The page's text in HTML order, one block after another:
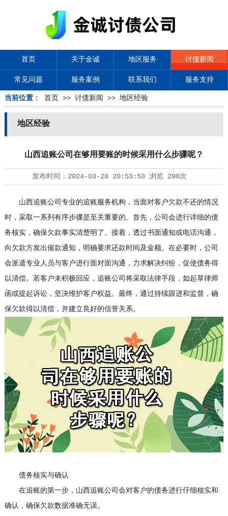
首页 关于金诚 地区服务 讨债新闻
常见问题 服务案例 联系我们 服务支持
当前位置： 首页 >> 讨债新闻 >> 地区经验
地区经验
山西追账公司在够用要账的时候采用什么步骤呢？
发布时间： 2024-03-28 20:53:53浏览 298次
山西追账公司专业的追账服务机构，当面对客户欠款不还的情况
时，采取一系列有序步骤是至关重要的。首先，公司会进行详细的债
务核实，确保欠款事实清楚明了。接着，透过书面通知或电话沟通，
向欠款方发出催款通知，明确要求还款时间及金额。在必要时，公司
会派遣专业人员与客户进行面对面沟通，力求解决纠纷，促使债务得
以清偿。若客户未积极回应，追账公司将采取法律手段，如起草律师
函或提起诉讼，坚决维护客户权益。最终，通过持续跟进和监督，确
保欠款得以清偿，并建立良好的信誉关系。
债务核实与确认
在追账的第一步，山西追账公司会对客户的债务进行仔细核实和
确认，确保欠款数据准确无误。